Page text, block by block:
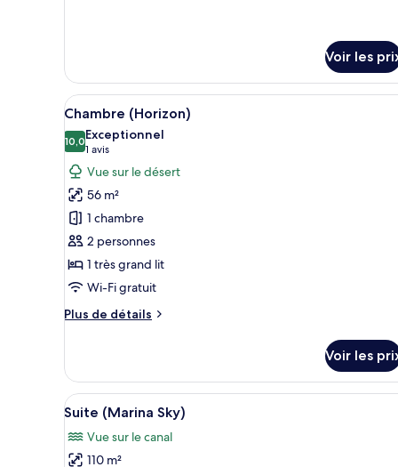
de
chambre
Suite
Voir les
Afficher
toutes
les
photos
pour
ce
type
de
chambre :
Chambre
(Horizon)
Une chambre à coucher
6
Chambre (Horizon)
10,010,0 sur 10
Exceptionnel
1 avis
(1 avis)
Vue sur le désert
56 m²
1 chambre
2 personnes
1 très grand lit
Wi-Fi gratuit
Plus de détails
Plus
le
type
de
chambre
Chambre
(Horizon)
Voir les
Afficher
toutes
les
Un balcon avec une table
10
Suite (Marina Sky)
Vue sur le canal
110 m²